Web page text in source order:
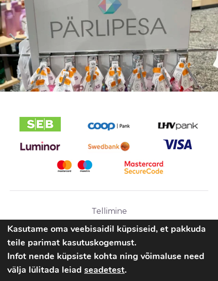
Tellimine
Ostutingimused
Kasutame oma veebisaidil küpsiseid, et pakkuda
teile parimat kasutuskogemust.
Infot nende küpsiste kohta ning võimaluse need
välja lülitada leiad seadetest.